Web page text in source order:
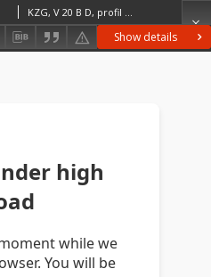
Show details
KZG, V 20 B D, profil S wykopu średniowiecze wczesne